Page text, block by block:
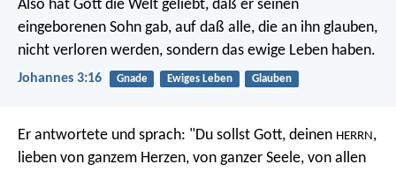
Also hat Gott die Welt geliebt, daß er seinen
eingeborenen Sohn gab, auf daß alle, die an ihn glauben,
nicht verloren werden, sondern das ewige Leben haben.
Johannes 3:16 Gnade Ewiges Leben Glauben
Er antwortete und sprach: "Du sollst Gott, deinen HERRN,
lieben von ganzem Herzen, von ganzer Seele, von allen